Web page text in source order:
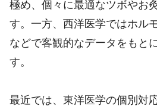
極め、個々に最適なツボやお
す。一方、西洋医学ではホル
などで客観的なデータをもと
す。
最近では、東洋医学の個別対